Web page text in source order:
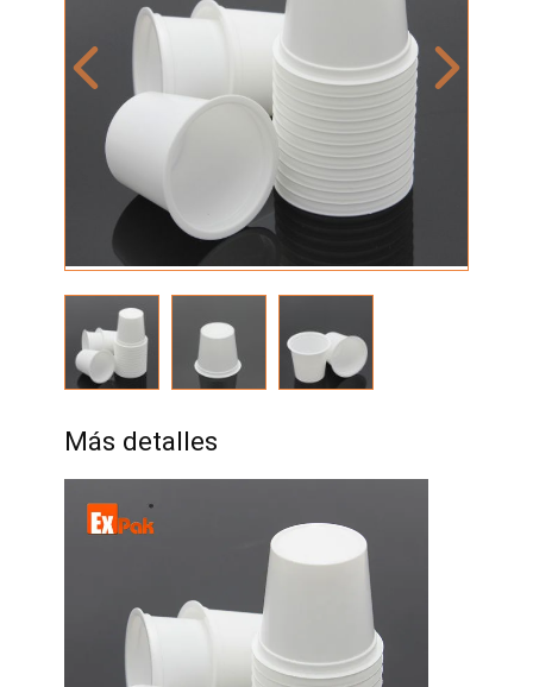
Más detalles